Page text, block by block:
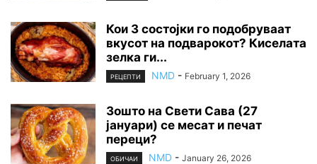
Кои 3 состојки го подобруваат
вкусот на подварокот? Киселата
зелка ги...
РЕЦЕПТИ NMD - February 1, 2026
Зошто на Свети Сава (27
јануари) се месат и печат
переци?
ОБИЧАИ NMD - January 26, 2026